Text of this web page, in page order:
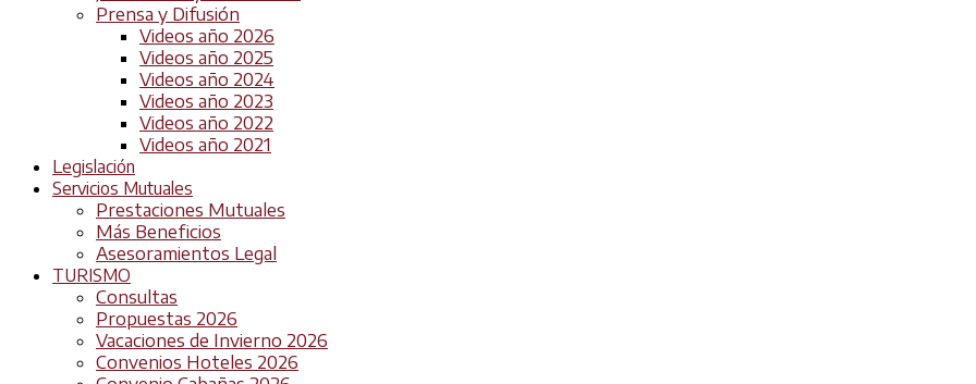
Prensa y Difusión
Videos año 2026
Videos año 2025
Videos año 2024
Videos año 2023
Videos año 2022
Videos año 2021
Legislación
Servicios Mutuales
Prestaciones Mutuales
Más Beneficios
Asesoramientos Legal
TURISMO
Consultas
Propuestas 2026
Vacaciones de Invierno 2026
Convenios Hoteles 2026